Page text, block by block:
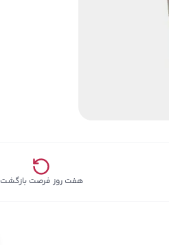
هفت روز فرصت بازگشت